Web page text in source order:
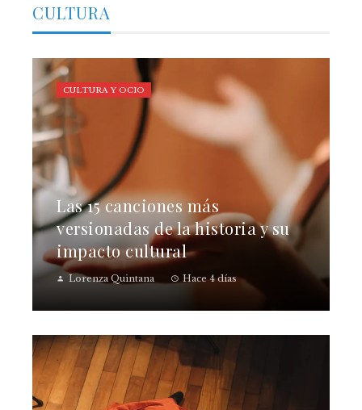
CULTURA
Las 15 canciones más
versionadas de la historia y su
impacto cultural
Lorenza Quintana Hace 4 días
CULTURA Y OCIO